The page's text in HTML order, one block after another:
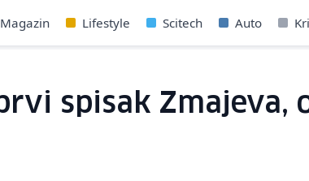
Magazin Lifestyle Scitech Auto
spisak Zmajeva,